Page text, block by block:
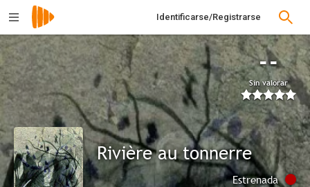
Identificarse/Registrarse
--
Sin valorar
Rivière au tonnerre
Estrenada